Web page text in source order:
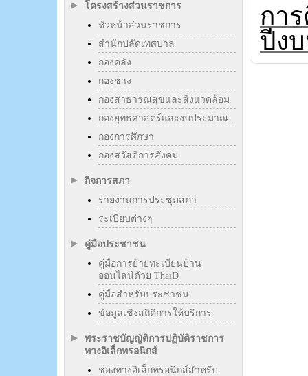
โครงสร้างส่วนราชการ
หัวหน้าส่วนราชการ
สำนักปลัดเทศบาล
กองคลัง
กองช่าง
กองสาธารณสุขและสิ่งแวดล้อม
กองยุทธศาสตร์และงบประมาณ
กองการศึกษา
กองสวัสดิการสังคม
กิจการสภา
รายงานการประชุมสภา
ระเบียบต่างๆ
คู่มือประชาชน
คู่มือการย้ายทะเบียนบ้าน
ออนไลน์ด้วย ThaiD
คู่มือสำหรับประชาชน
ข้อมูลเชิงสถิติการให้บริการ
พระราชบัญญัติการปฏิบัติราชการ
ทางอิเล็กทรอนิกส์
ช่องทางอิเล็กทรอนิกส์สำหรับ
กา
ปีง